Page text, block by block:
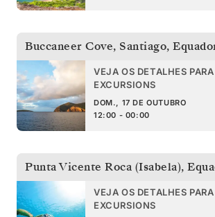
Buccaneer Cove, Santiago,
VEJA OS DETALHES
EXCURSIONS
DOM., 17 DE OUTUBRO
12:00 - 00:00
Punta Vicente Roca (Isabela),
VEJA OS DETALHES
EXCURSIONS